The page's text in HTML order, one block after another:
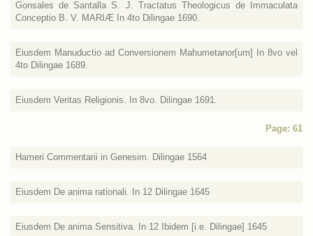
Gonsales de Santalla S. J. Tractatus Theologicus de Immaculata
Conceptio B. V. MARIÆ In 4to Dilingae 1690.
Eiusdem Manuductio ad Conversionem Mahumetanor[um] In 8vo vel
4to Dilingae 1689.
Eiusdem Veritas Religionis. In 8vo. Dilingae 1691.
Page: 61
Hameri Commentarii in Genesim. Dilingae 1564
Eiusdem De anima rationali. In 12 Dilingae 1645
Eiusdem De anima Sensitiva. In 12 Ibidem [i.e. Dilingae] 1645